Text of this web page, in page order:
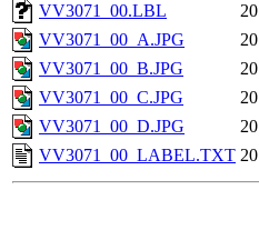
VV3071_00.LBL
VV3071_00_A.JPG
VV3071_00_B.JPG
VV3071_00_C.JPG
VV3071_00_D.JPG
VV3071_00_LABEL.TXT